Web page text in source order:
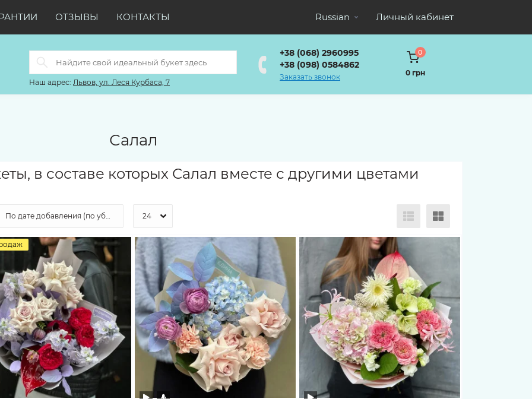
ОТЗЫВЫ КОНТАКТЫ Russian Личный кабинет
Наш адрес: Львов, ул. Леся Курбаса, 7
+38 (068) 2960995
+38 (098) 0584862
Заказать звонок
0
0 грн
Салал
в составе которых Салал вместе с другими цветами